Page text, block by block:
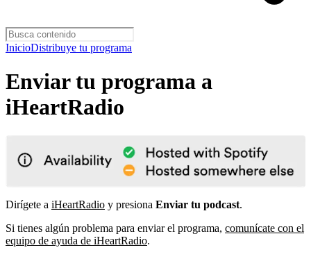
InicioDistribuye tu programa
Enviar tu programa a
iHeartRadio
Dirígete a iHeartRadio y presiona Enviar tu podcast.
Si tienes algún problema para enviar el programa, comunícate con el
equipo de ayuda de iHeartRadio.